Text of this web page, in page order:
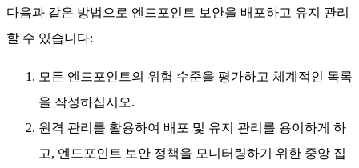
다음과 같은 방법으로 엔드포인트 보안을 배포하고 유지 관리
할 수 있습니다:
모든 엔드포인트의 위험 수준을 평가하고 체계적인 목록
을 작성하십시오.
원격 관리를 활용하여 배포 및 유지 관리를 용이하게 하
고, 엔드포인트 보안 정책을 모니터링하기 위한 중앙 집